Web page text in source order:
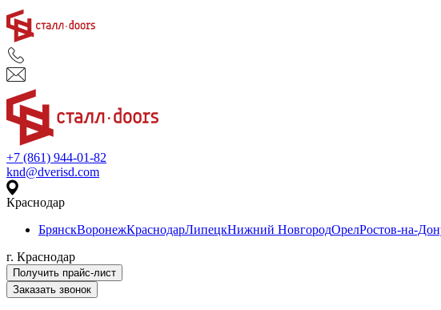
+7 (861) 944-01-82
knd@dverisd.com
Краснодар
БрянскВоронежКраснодарЛипецкНижний НовгородОрелРостов-на-
г. Краснодар
Получить прайс-лист
Заказать звонок